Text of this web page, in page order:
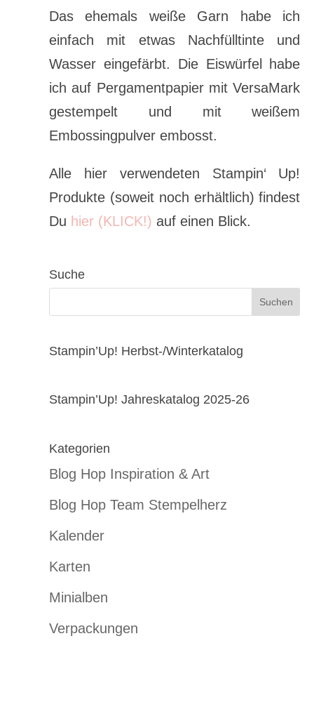
Das ehemals weiße Garn habe ich
einfach mit etwas Nachfülltinte und
Wasser eingefärbt. Die Eiswürfel habe
ich auf Pergamentpapier mit VersaMark
gestempelt und mit weißem
Embossingpulver embosst.
Alle hier verwendeten Stampin‘ Up!
Produkte (soweit noch erhältlich) findest
Du hier (KLICK!) auf einen Blick.
Suche
Stampin’Up! Herbst-/Winterkatalog
Stampin’Up! Jahreskatalog 2025-26
Kategorien
Blog Hop Inspiration & Art
Blog Hop Team Stempelherz
Kalender
Karten
Minialben
Verpackungen